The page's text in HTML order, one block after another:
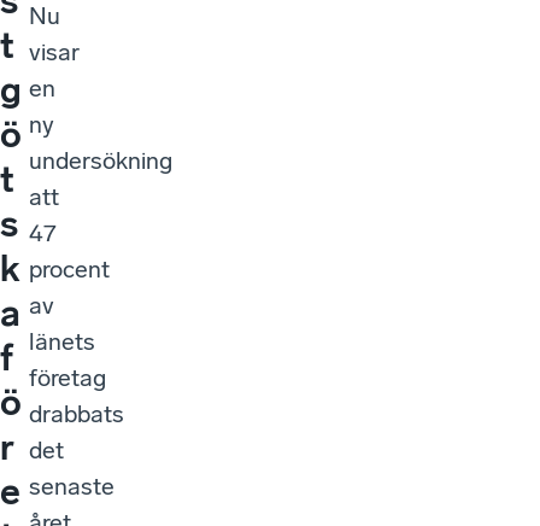
t
g
ö
t
s
k
a
f
ö
r
e
Nu
visar
en
ny
undersökning
att
47
procent
av
länets
företag
drabbats
det
senaste